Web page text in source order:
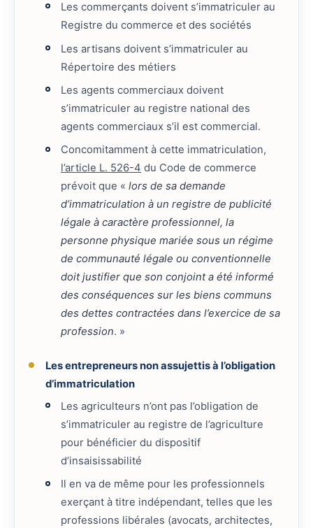
Les commerçants doivent s’immatriculer au
Registre du commerce et des sociétés
Les artisans doivent s’immatriculer au
Répertoire des métiers
Les agents commerciaux doivent
s’immatriculer au registre national des
agents commerciaux s’il est commercial.
Concomitamment à cette immatriculation,
l’article L. 526-4 du Code de commerce
prévoit que «lors de sa demande
d’immatriculation à un registre de publicité
légale à caractère professionnel, la
personne physique mariée sous un régime
de communauté légale ou conventionnelle
doit justifier que son conjoint a été informé
des conséquences sur les biens communs
des dettes contractées dans l’exercice de sa
profession. »
Les entrepreneurs non assujettis à l’obligation
d’immatriculation
Les agriculteurs n’ont pas l’obligation de
s’immatriculer au registre de l’agriculture
pour bénéficier du dispositif
d’insaisissabilité
Il en va de même pour les professionnels
exerçant à titre indépendant, telles que les
professions libérales (avocats, architectes,